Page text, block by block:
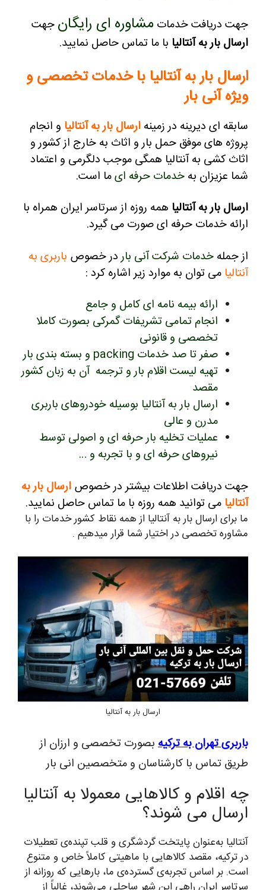
جهت دریافت خدمات مشاوره ای رایگان جهت
ارسال بار به آنتالیا با ما تماس حاصل نمایید.
ارسال بار به آنتالیا با خدمات تخصصی و
ویژه آنی بار
سابقه ای دیرینه در زمینه ارسال بار به آنتالیا و انجام
پروژه های موفق حمل بار و اثاث به خارج از کشور و
اثاث کشی به آنتالیا همگی موجب دلگرمی و اعتماد
شما عزیزان به خدمات حرفه ایما است.
ارسال بار به آنتالیا همه روزه از سرتاسر ایران همراه با
ارائه خدمات حرفه ای صورت می گیرد.
از جمله خدمات شرکت آنی باردر خصوص باربری به
آنتالیا می توان به موارد زیر اشاره کرد :
ارائه بیمه نامه ای کامل و جامع
انجام تمامی تشریفات گمرکی بصورت کاملا
تخصصی و قانونی
صفر تا صد خدمات packing و بسته بندی بار
تهیه لیست اقلام بار و ترجمه آن به زبان کشور
مقصد
ارسال بار به آنتالیا بوسیله خودروهای باربری
مدرن و عالی
عملیات تخلیه بار حرفه ای و اصولی توسط
نیروهای حرفه ای و با تجربه و …
جهت دریافت اطلاعات بیشتر در خصوص ارسال بار به
آنتالیا می توانید همه روزه با ما تماس حاصل نمایید.
ما برای ارسال بار به آنتالیا از همه نقاط کشور خدمات را با
مشاوره تخصصی در اختیار شما قرار میدهیم .
ارسال بار به آنتالیا
باربری تهران به ترکیه بصورت تخصصی و ارزان از
طریق تماس با کارشناسان و متخصصین انی بار
چه اقلام و کالاهایی معمولا به آنتالیا
ارسال می شوند؟
آنتالیا به‌عنوان پایتخت گردشگری و قلب تپنده‌ی تعطیلات
در ترکیه، مقصد کالاهایی با ماهیتی کاملاً خاص و متنوع
است. بر اساس تجربه‌ی گسترده‌ی ما، بارهایی که روزانه از